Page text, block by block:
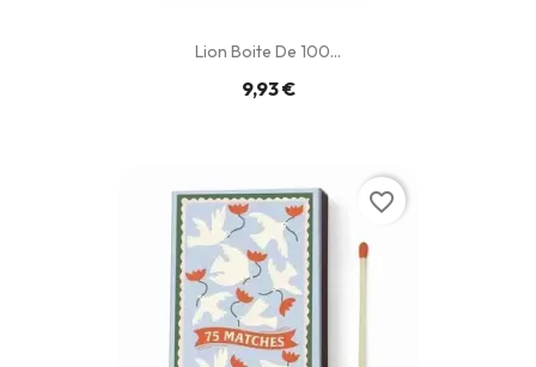
Lion Boite De 100...
9,93 €
favorite_border